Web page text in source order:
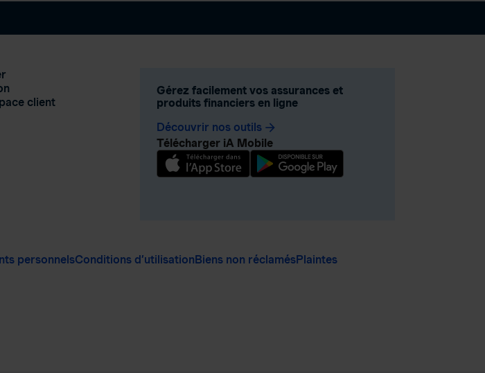
client
Gérez facilement vos assurances et
produits financiers en ligne
Découvrir nos outils arrow_forward
Télécharger iA Mobile
personnelsConditions d’utilisationBiens non réclamésPlaintes